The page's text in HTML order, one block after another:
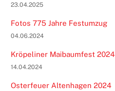
23.04.2025
Fotos 775 Jahre Festumzug
04.06.2024
Kröpeliner Maibaumfest 2024
14.04.2024
Osterfeuer Altenhagen 2024